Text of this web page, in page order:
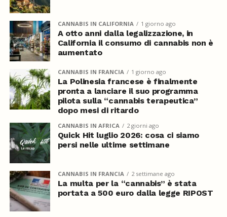
CANNABIS IN CALIFORNIA 1 giorno ago
A otto anni dalla legalizzazione, in
California il consumo di cannabis non è
aumentato
CANNABIS IN FRANCIA 1 giorno ago
La Polinesia francese è finalmente
pronta a lanciare il suo programma
pilota sulla “cannabis terapeutica”
dopo mesi di ritardo
CANNABIS IN AFRICA 2 giorni ago
Quick Hit luglio 2026: cosa ci siamo
persi nelle ultime settimane
CANNABIS IN FRANCIA 2 settimane ago
La multa per la “cannabis” è stata
portata a 500 euro dalla legge RIPOST